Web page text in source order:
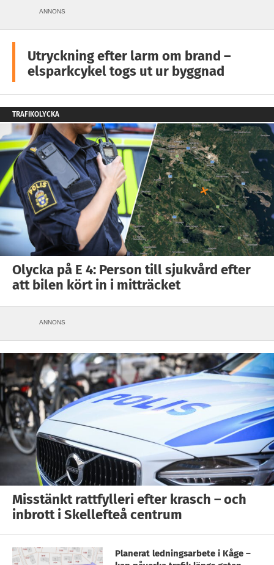
ANNONS
Utryckning efter larm om brand –
elsparkcykel togs ut ur byggnad
TRAFIKOLYCKA
Olycka på E 4: Person till sjukvård efter
att bilen kört in i mitträcket
ANNONS
Misstänkt rattfylleri efter krasch – och
inbrott i Skellefteå centrum
Planerat ledningsarbete i Kåge –